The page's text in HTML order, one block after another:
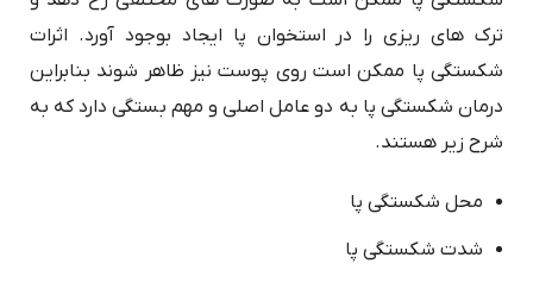
ترک های ریزی را در استخوان پا ایجاد بوجود آورد. اثرات
شکستگی پا ممکن است روی پوست نیز ظاهر شوند بنابراین
درمان شکستگی پا به دو عامل اصلی و مهم بستگی دارد که به
شرح زیر هستند.
محل شکستگی پا
شدت شکستگی پا